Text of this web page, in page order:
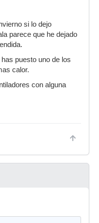
si lo dejo
parece que he dejado
puesto uno de los
calor.
con alguna